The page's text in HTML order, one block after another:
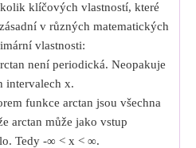
klíčových vlastností, které
v různých matematických
vlastnosti:
není periodická. Neopakuje
intervalech x.
funkce arctan jsou všechna
arctan může jako vstup
Tedy -∞ < x < ∞.